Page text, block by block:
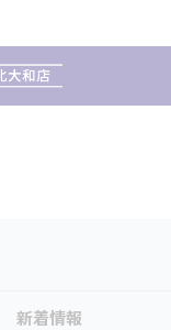
新着情報